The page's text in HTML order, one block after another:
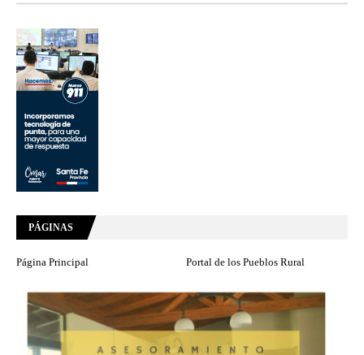
PÁGINAS
Página Principal Portal de los Pueblos Rural